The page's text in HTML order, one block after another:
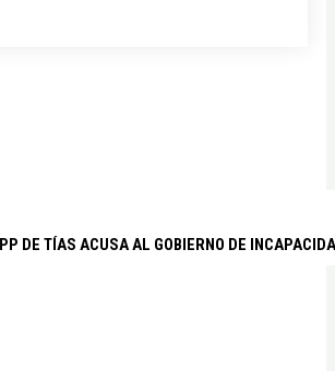
DE TÍAS ACUSA AL GOBIERNO DE